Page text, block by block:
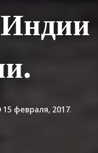
15 февраля, 2017.